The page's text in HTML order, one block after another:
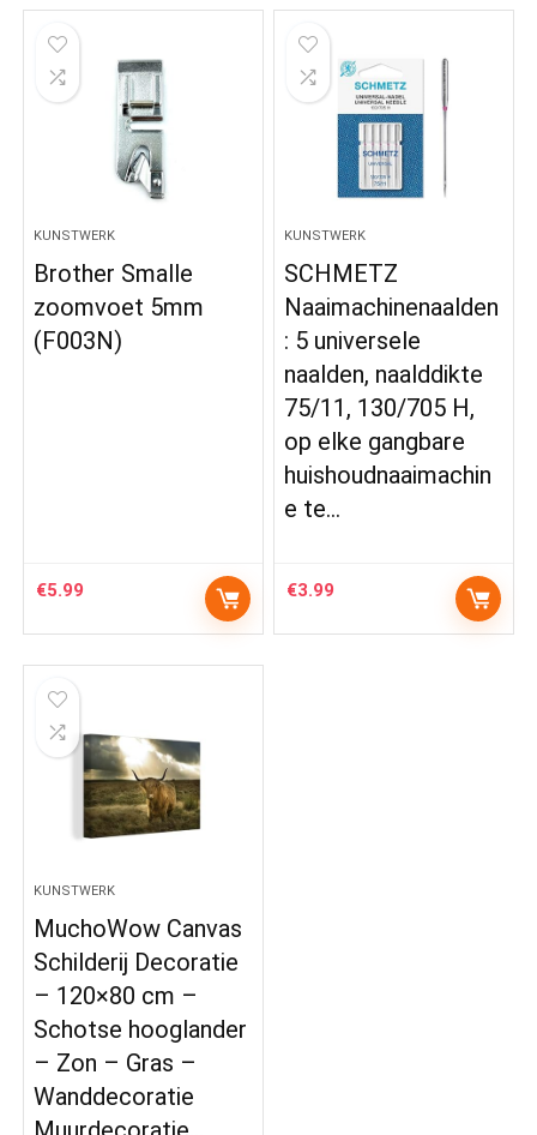
KUNSTWERK
Brother Smalle
zoomvoet 5mm
(F003N)
€5.99
KUNSTWERK
SCHMETZ
Naaimachinenaalden
: 5 universele
naalden, naalddikte
75/11, 130/705 H,
op elke gangbare
huishoudnaaimachin
e te…
€3.99
KUNSTWERK
MuchoWow Canvas
Schilderij Decoratie
– 120×80 cm –
Schotse hooglander
– Zon – Gras –
Wanddecoratie